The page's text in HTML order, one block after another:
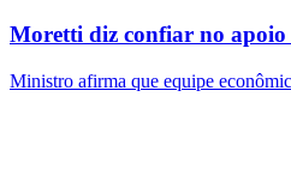
Moretti diz confiar no
Ministro afirma que equipe